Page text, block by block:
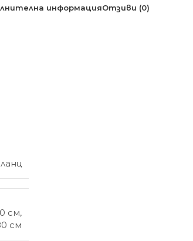
информацияОтзиви (0)
см,
см